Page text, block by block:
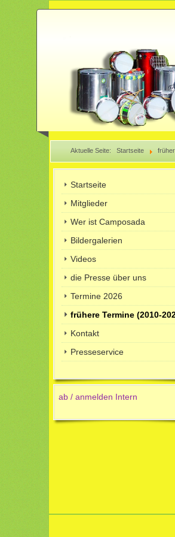
Aktuelle Seite:Startseite
Startseite
Mitglieder
Wer ist Camposada
Bildergalerien
Videos
die Presse über uns
Termine 2026
frühere Termine (2010-
Kontakt
Presseservice
ab / anmelden Intern